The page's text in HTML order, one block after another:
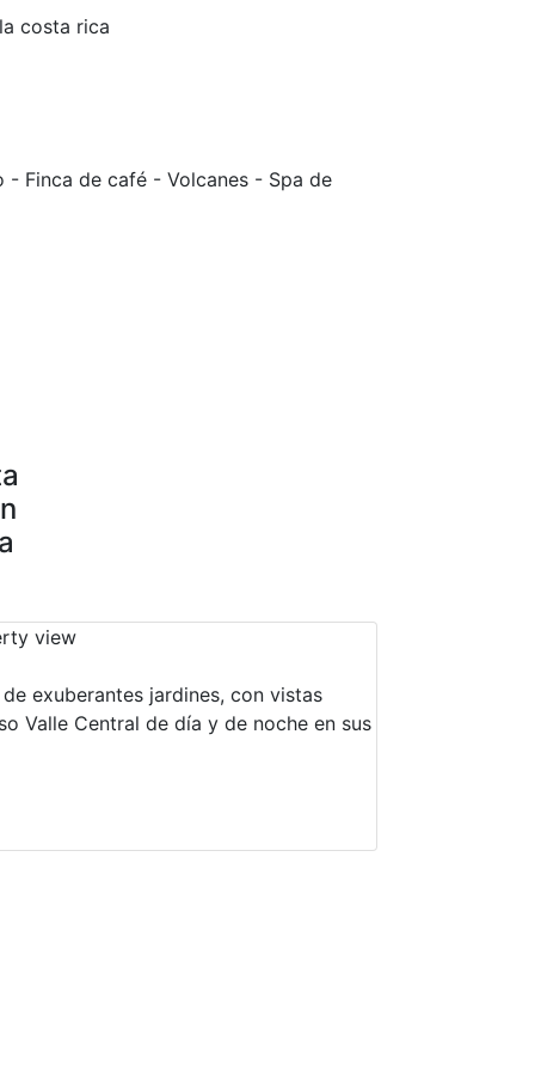
Finca de café - Volcanes - Spa de
exuberantes jardines, con vistas
Valle Central de día y de noche en sus